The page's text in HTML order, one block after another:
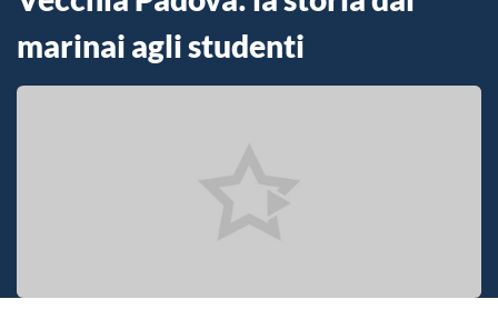
marinai agli studenti